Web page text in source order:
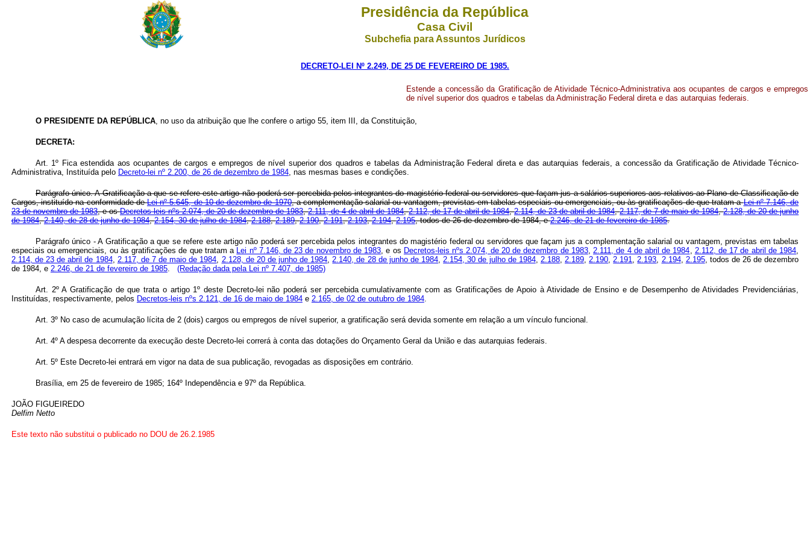
Presidência da República
Casa Civil
Subchefia para Assuntos Jurídicos
DECRETO-LEI Nº 2.249, DE 25 DE FEVEREIRO DE 1985.
Estende a concessão da Gratificação de Atividade Técnico-Administrativa aos ocupantes de cargos e empregos
de nível superior dos quadros e tabelas da Administração Federal direta e das autarquias federais.
O PRESIDENTE DA REPÚBLICA, no uso da atribuição que lhe confere o artigo 55, item III, da Constituição,
DECRETA:
Art. 1º Fica estendida aos ocupantes de cargos e empregos de nível superior dos quadros e tabelas da Administração Federal direta e das autarquias federais, a concessão da Gratificação de Atividade Técnico-
Administrativa, Instituída pelo Decreto-lei nº 2.200, de 26 de dezembro de 1984, nas mesmas bases e condições.
Parágrafo único. A Gratificação a que se refere este artigo não poderá ser percebida pelos integrantes do magistério federal ou servidores que façam jus a salários superiores aos relativos ao Plano de Classificação de
Cargos, instituído na conformidade deLei nº 5.645, de 10 de dezembro de 1970, a complementação salarial ou vantagem, previstas em tabelas especiais ou emergenciais, ou às gratificações de que tratam aLei nº 7.146, de
23 de novembro de 1983, e osDecretos-leis nºs 2.074, de 20 de dezembro de 1983,2.111, de 4 de abril de 1984,2.112, de 17 de abril de 1984,2.114, de 23 de abril de 1984,2.117, de 7 de maio de 1984,2.128, de 20 de junho
de 1984,2.140, de 28 de junho de 1984,2.154, 30 de julho de 1984,2.188,2.189,2.190,2.191,2.193,2.194,2.195, todos de 26 de dezembro de 1984, e2.246, de 21 de fevereiro de 1985.
Parágrafo único - A Gratificação a que se refere este artigo não poderá ser percebida pelos integrantes do magistério federal ou servidores que façam jus a complementação salarial ou vantagem, previstas em tabelas
especiais ou emergenciais, ou às gratificações de que tratam a Lei nº 7.146, de 23 de novembro de 1983, e os Decretos-leis nºs 2.074, de 20 de dezembro de 1983,2.111, de 4 de abril de 1984, 2.112, de 17 de abril de 1984,
2.114, de 23 de abril de 1984, 2.117, de 7 de maio de 1984, 2.128, de 20 de junho de 1984,2.140, de 28 de junho de 1984,2.154, 30 de julho de 1984, 2.188,2.189,2.190,2.191,2.193, 2.194, 2.195, todos de 26 de dezembro
de 1984, e 2.246, de 21 de fevereiro de 1985. (Redação dada pela Lei nº 7.407, de 1985)
Art. 2º A Gratificação de que trata o artigo 1º deste Decreto-lei não poderá ser percebida cumulativamente com as Gratificações de Apoio à Atividade de Ensino e de Desempenho de Atividades Previdenciárias,
Instituídas, respectivamente, pelos Decretos-leis nºs 2.121, de 16 de maio de 1984e 2.165, de 02 de outubro de 1984.
Art. 3º No caso de acumulação lícita de 2 (dois) cargos ou empregos de nível superior, a gratificação será devida somente em relação a um vínculo funcional.
Art. 4º A despesa decorrente da execução deste Decreto-lei correrá à conta das dotações do Orçamento Geral da União e das autarquias federais.
Art. 5º Este Decreto-lei entrará em vigor na data de sua publicação, revogadas as disposições em contrário.
Brasília, em 25 de fevereiro de 1985; 164º Independência e 97º da República.
JOÃO FIGUEIREDO
Delfim Netto
Este texto não substitui o publicado no DOU de 26.2.1985